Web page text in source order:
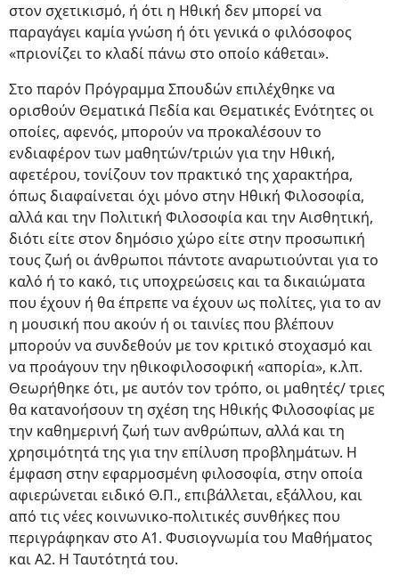
στον σχετικισμό, ή ότι η Ηθική δεν μπορεί να
παραγάγει καμία γνώση ή ότι γενικά ο φιλόσοφος
«πριονίζει το κλαδί πάνω στο οποίο κάθεται».
Στο παρόν Πρόγραμμα Σπουδών επιλέχθηκε να
ορισθούν Θεματικά Πεδία και Θεματικές Ενότητες οι
οποίες, αφενός, μπορούν να προκαλέσουν το
ενδιαφέρον των μαθητών/τριών για την Ηθική,
αφετέρου, τονίζουν τον πρακτικό της χαρακτήρα,
όπως διαφαίνεται όχι μόνο στην Ηθική Φιλοσοφία,
αλλά και την Πολιτική Φιλοσοφία και την Αισθητική,
διότι είτε στον δημόσιο χώρο είτε στην προσωπική
τους ζωή οι άνθρωποι πάντοτε αναρωτιούνται για το
καλό ή το κακό, τις υποχρεώσεις και τα δικαιώματα
που έχουν ή θα έπρεπε να έχουν ως πολίτες, για το αν
η μουσική που ακούν ή οι ταινίες που βλέπουν
μπορούν να συνδεθούν με τον κριτικό στοχασμό και
να προάγουν την ηθικοφιλοσοφική «απορία», κ.λπ.
Θεωρήθηκε ότι, με αυτόν τον τρόπο, οι μαθητές/ τριες
θα κατανοήσουν τη σχέση της Ηθικής Φιλοσοφίας με
την καθημερινή ζωή των ανθρώπων, αλλά και τη
χρησιμότητά της για την επίλυση προβλημάτων. Η
έμφαση στην εφαρμοσμένη φιλοσοφία, στην οποία
αφιερώνεται ειδικό Θ.Π., επιβάλλεται, εξάλλου, και
από τις νέες κοινωνικο-πολιτικές συνθήκες που
περιγράφηκαν στο Α1. Φυσιογνωμία του Μαθήματος
και Α2. Η Ταυτότητά του.